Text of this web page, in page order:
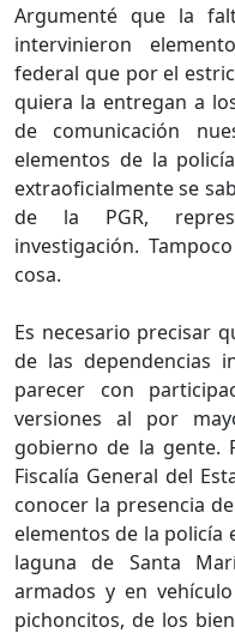
Argumenté que la
intervinieron
federal que por el
quiera la entregan a
de comunicación
elementos de la
extraoficialmente se
de la PGR,
investigación.
cosa.
Es necesario precisar
de las dependencias
parecer con
versiones al por
gobierno de la gente.
Fiscalía General del
conocer la presencia
elementos de la policía
laguna de Santa
armados y en
pichoncitos, de los